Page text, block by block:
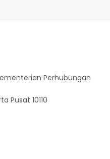
Perhubungan
Pusat 10110